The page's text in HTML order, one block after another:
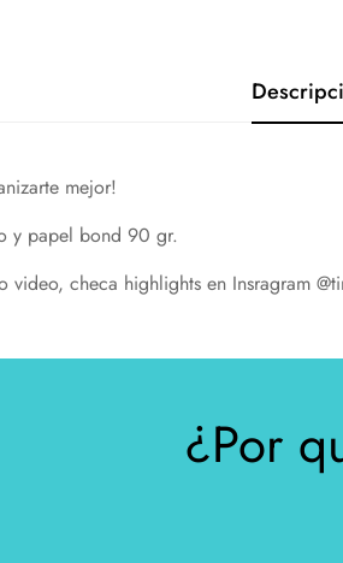
mejor!
y papel bond 90 gr.
checa highlights en Insragram
¿Por